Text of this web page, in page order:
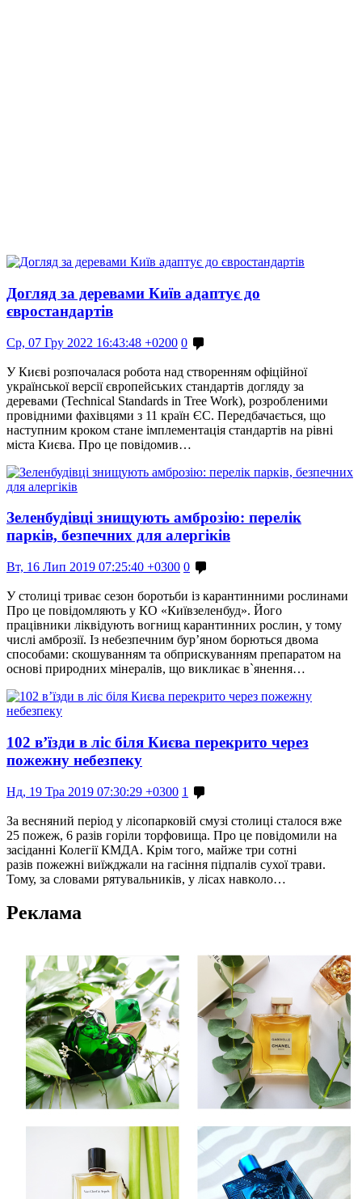
Догляд за деревами Київ адаптує до
євростандартів
Ср, 07 Гру 2022 16:43:48 +0200 0
У Києві розпочалася робота над створенням офіційної
української версії європейських стандартів догляду за
деревами (Technical Standards in Tree Work), розробленими
провідними фахівцями з 11 країн ЄС. Передбачається, що
наступним кроком стане імплементація стандартів на рівні
міста Києва. Про це повідомив…
Зеленбудівці знищують амброзію: перелік
парків, безпечних для алергіків
Вт, 16 Лип 2019 07:25:40 +0300 0
У столиці триває сезон боротьби із карантинними рослинами
Про це повідомляють у КО «Київзеленбуд». Його
працівники ліквідують вогнищ карантинних рослин, у тому
числі амброзії. Із небезпечним бур’яном борються двома
способами: скошуванням та обприскуванням препаратом на
основі природних мінералів, що викликає в`янення…
102 в’їзди в ліс біля Києва перекрито через
пожежну небезпеку
Нд, 19 Тра 2019 07:30:29 +0300 1
За весняний період у лісопарковій смузі столиці сталося вже
25 пожеж, 6 разів горіли торфовища. Про це повідомили на
засіданні Колегії КМДА. Крім того, майже три сотні
разів пожежні виїжджали на гасіння підпалів сухої трави.
Тому, за словами рятувальників, у лісах навколо…
Реклама